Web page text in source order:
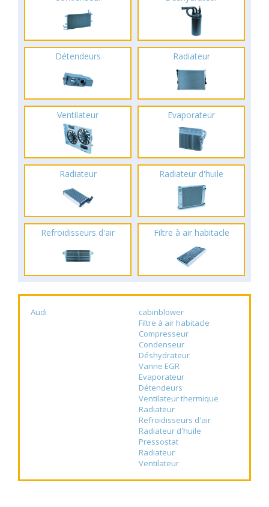
Détendeurs Radiateur
Ventilateur Evaporateur
Radiateur Radiateur d'huile
Refroidisseurs d'air Filtre à air habitacle
Audi
cabinblower
Filtre à air habitacle
Compresseur
Condenseur
Déshydrateur
Vanne EGR
Evaporateur
Détendeurs
Ventilateur thermique
Radiateur
Refroidisseurs d'air
Radiateur d'huile
Pressostat
Radiateur
Ventilateur